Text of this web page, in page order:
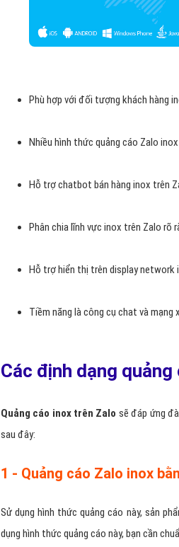
Phù hợp với đối tượng khách hàng
Nhiều hình thức quảng cáo Zalo
Hỗ trợ chatbot bán hàng inox trên
Phân chia lĩnh vực inox trên Zalo rõ
Hỗ trợ hiển thị trên display network
Tiềm năng là công cụ chat và mạng
Các định dạng
Quảng cáo inox trên Zalo sẽ đáp ứng
sau đây:
1 - Quảng cáo Zalo inox
Sử dụng hình thức quảng cáo này, sản
dụng hình thức quảng cáo này, bạn cần